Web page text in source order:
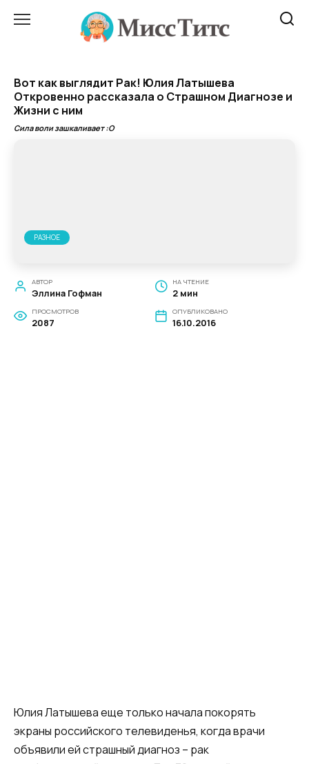
Вот как выглядит Рак! Юлия Латышева
Откровенно рассказала о Страшном Диагнозе и
Жизни с ним
Сила воли зашкаливает :О
РАЗНОЕ
АВТОР
Эллина Гофман
НА ЧТЕНИЕ
2 мин
ПРОСМОТРОВ
2087
ОПУБЛИКОВАНО
16.10.2016
Юлия Латышева еще только начала покорять
экраны российского телевиденья, когда врачи
объявили ей страшный диагноз – рак